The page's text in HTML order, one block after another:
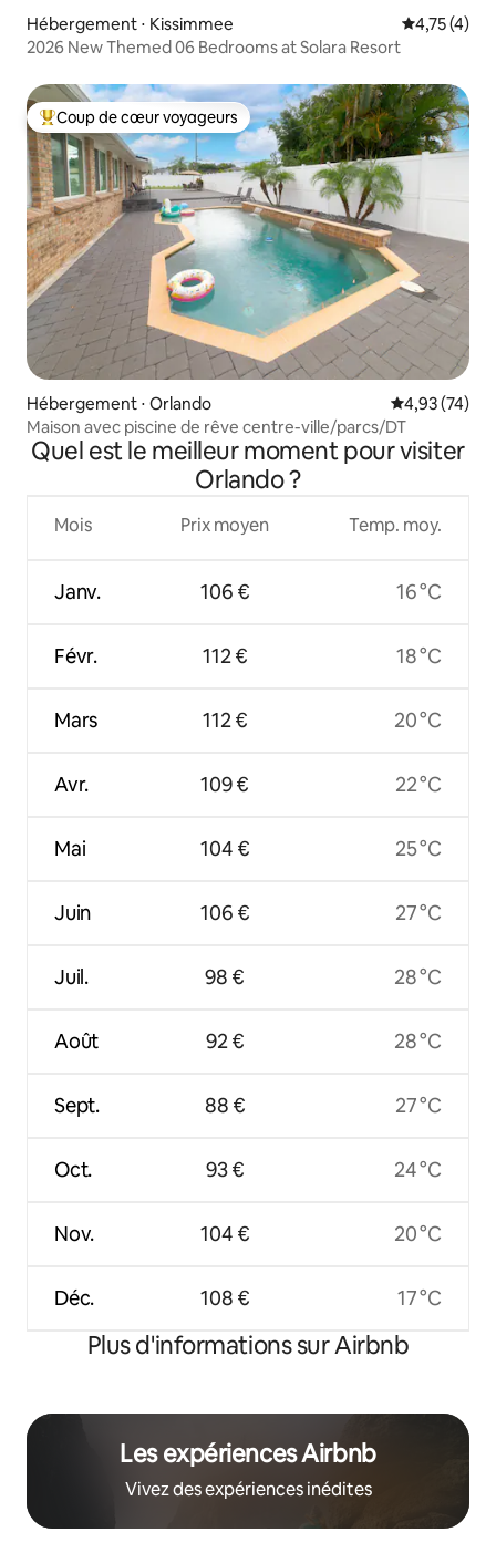
Hébergement ⋅ Kissimmee Évaluation
4,75 (4)
2026 New Themed 06 Bedrooms at Solara Resort
Coups de cœur voyageurs les plus appréciés
Coup de cœur voyageurs
Hébergement ⋅ Orlando Évaluation
4,93 (74)
Maison avec piscine de rêve centre-ville/parcs/DT
Quel est le meilleur moment pour visiter
Orlando ?
Mois
Janv.
Févr.
Mars
Avr.
Mai
Juin
Juil.
Août
Sept.
Oct.
Nov.
Déc.
Prix moyen
106 €
112 €
112 €
109 €
104 €
106 €
98 €
92 €
88 €
93 €
104 €
108 €
Temp. moy.
16 °C
18 °C
20 °C
22 °C
25 °C
27 °C
28 °C
28 °C
27 °C
24 °C
20 °C
17 °C
Plus d'informations sur Airbnb
Les expériences Airbnb
Vivez des expériences inédites